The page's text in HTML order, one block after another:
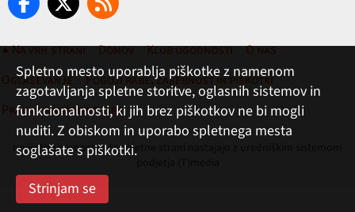
▲ Na vrh strani Domov Klub ugodnosti
O nas
Oglaševanje
Pogoji rabe, zasebnost in piškotki
Pravila nagradne igre
revija Vzajemnost in te spletne strani nastajajo z uredniškim sistemom
Spletno mesto uporablja piškotke z namenom
zagotavljanja spletne storitve, oglasnih sistemov in
funkcionalnosti, ki jih brez piškotkov ne bi mogli
nuditi. Z obiskom in uporabo spletnega mesta
soglašate s piškotki.